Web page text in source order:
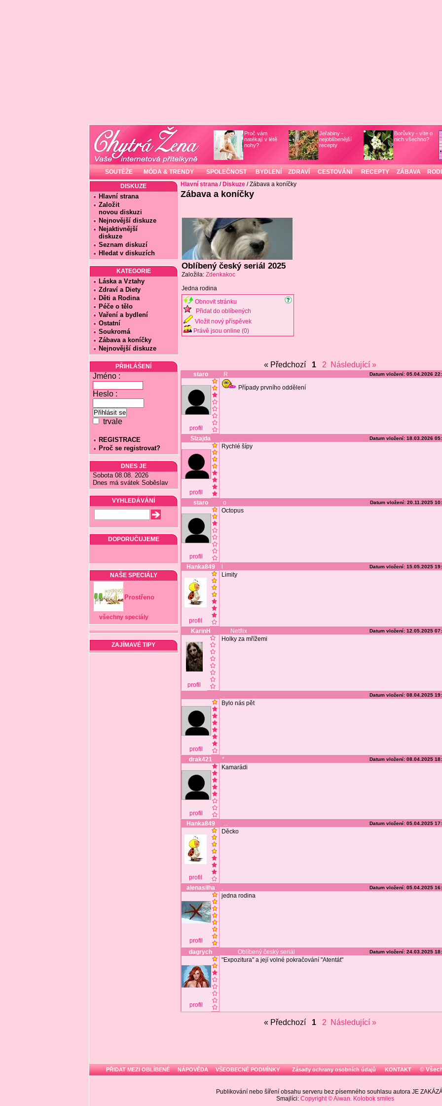
Proč vám
natékají v létě
nohy?
Jeřabiny -
nejoblíbenější
recepty
Borůvky - víte o
nich všechno?
SOUTĚŽE MÓDA & TRENDY SPOLEČNOST BYDLENÍ ZDRAVÍ CESTOVÁNÍ RECEPTY ZÁBAVA
DISKUZE
Hlavní strana
Založit
novou diskuzi
Nejnovější diskuze
Nejaktivnější
diskuze
Seznam diskuzí
Hledat v diskuzích
KATEGORIE
Láska a Vztahy
Zdraví a Diety
Děti a Rodina
Péče o tělo
Vaření a bydlení
Ostatní
Soukromá
Zábava a koníčky
Nejnovější diskuze
PŘIHLÁŠENÍ
Jméno :
Heslo :
trvale
REGISTRACE
Proč se registrovat?
DNES JE
Sobota 08.08. 2026
Dnes má svátek Soběslav
VYHLEDÁVÁNÍ
DOPORUČUJEME
NAŠE SPECIÁLY
Prostřeno
všechny speciály
ZAJÍMAVÉ TIPY
Hlavní strana/ Diskuze/ Zábava a koníčky
Zábava a koníčky
Oblíbený český seriál 2025
Založila: Zdenkakoc
Jedna rodina
Obnovit stránku
Přidat do oblíbených
Vložit nový příspěvek
Právě jsou online (0)
« Předchozí 1 2 Následující »
staro R Datum vložení: 05.04.2026
profil
Případy prvního oddělení
Slzajda . Datum vložení: 18.03.2026
profil
Rychlé šípy
staro o Datum vložení: 20.11.2025
profil
Octopus
Hanka849 Datum vložení: 15.05.2025
profil
Limity
KarinH Netflix Datum vložení: 12.05.2025
profil
Holky za mřížemi
.. Datum vložení: 08.04.2025
profil
Bylo nás pět
drak421 * Datum vložení: 08.04.2025
profil
Kamarádi
Hanka849 ... Datum vložení: 05.04.2025
profil
Děcko
alenasilha , Datum vložení: 05.04.2025
profil
jedna rodina
dagrych Oblíbený český seriál Datum vložení: 24.03.2025
profil
"Expozitura" a její volné pokračování "Atentát"
« Předchozí 1 2 Následující »
PŘIDAT MEZI OBLÍBENÉ NÁPOVĚDA VŠEOBECNÉ PODMÍNKY Zásady ochrany osobních údajů KONTAKT ©
Publikování nebo šíření obsahu serveru bez písemného souhlasu autora JE
Smajlíci: Copyright © Aiwan. Kolobok smiles